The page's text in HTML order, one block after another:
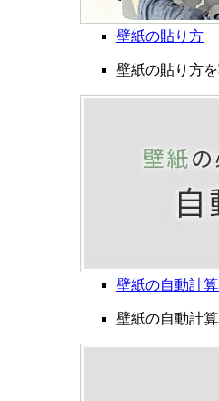
壁紙の貼り方
壁紙の貼り方
壁紙の自動計
壁紙の自動計